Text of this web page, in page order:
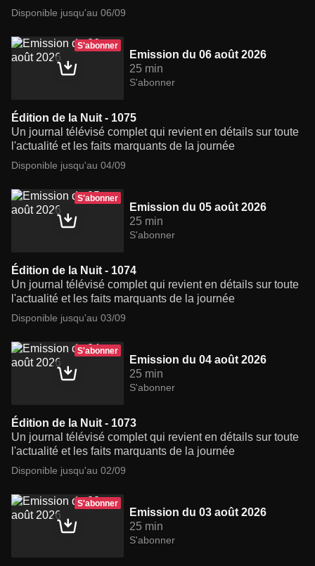
Disponible jusqu'au 06/09
S'abonner
Emission du 06 août 2026
25 min
S'abonner
Édition de la Nuit - 1075
Un journal télévisé complet qui revient en détails sur toute
l'actualité et les faits marquants de la journée
Disponible jusqu'au 04/09
S'abonner
Emission du 05 août 2026
25 min
S'abonner
Édition de la Nuit - 1074
Un journal télévisé complet qui revient en détails sur toute
l'actualité et les faits marquants de la journée
Disponible jusqu'au 03/09
S'abonner
Emission du 04 août 2026
25 min
S'abonner
Édition de la Nuit - 1073
Un journal télévisé complet qui revient en détails sur toute
l'actualité et les faits marquants de la journée
Disponible jusqu'au 02/09
S'abonner
Emission du 03 août 2026
25 min
S'abonner